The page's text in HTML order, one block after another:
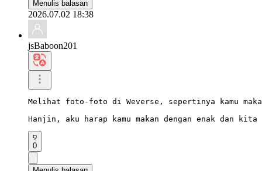
Menulis balasan
2026.07.02 18:38
jsBaboon201
Melihat foto-foto di Weverse, sepertinya kamu
Hanjin, aku harap kamu makan dengan enak dan
0